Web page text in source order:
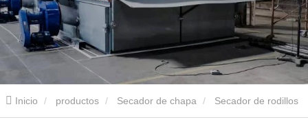
Inicio productos Secador de chapa Secador de rodillos